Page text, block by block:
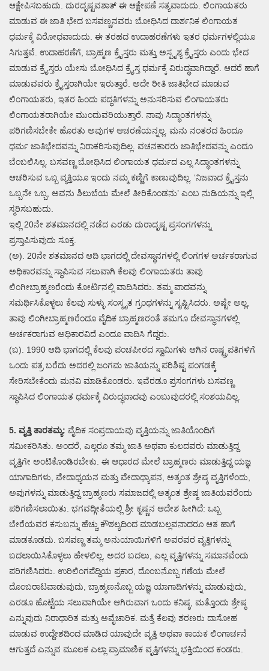
ಆಕ್ಷೇಪಿಸಬಹುದು. ದುರದೃಷ್ಟವಶಾತ್ ಈ ಆಕ್ಷೇಪಣೆ ಸತ್ಯವಾದುದು. ಲಿಂಗಾಯತರು
ಮಾಡುವ ಈ ಜಾತಿ ಭೇದ ಬಸವಣ್ಣನವರು ಬೋಧಿಸಿದ ದಾರ್ಶನಿಕ ಲಿಂಗಾಯತ
ಧರ್ಮಕ್ಕೆ ವಿರೋಧವಾದುದು. ಈ ತರಹದ ಉದಾಹರಣೆಗಳು ಇತರ ಧರ್ಮಗಳಲ್ಲಿಯೂ
ಸಿಗುತ್ತವೆ. ಉದಾಹರಣೆಗೆ, ಬ್ರಾಹ್ಮಣ ಕ್ರೈಸ್ತರು ಮತ್ತು ಅಸ್ಪೃಶ್ಯ ಕ್ರೈಸ್ತರು ಎಂದು ಭೇದ
ಮಾಡುವ ಕ್ರೈಸ್ತರು ಯೇಸು ಬೋಧಿಸಿದ ಕ್ರೈಸ್ತ ಧರ್ಮಕ್ಕೆ ವಿರುದ್ಧವಾಗಿದ್ದಾರೆ. ಆದರೆ ಹಾಗೆ
ಮಾಡುವವರು ಕ್ರೈಸ್ತರಾಗಿಯೇ ಇರುತ್ತಾರೆ. ಅದೇ ರೀತಿ ಜಾತಿಭೇದ ಮಾಡುವ
ಲಿಂಗಾಯತರು, ಇತರ ಹಿಂದು ಪದ್ಧತಿಗಳನ್ನು ಅನುಸರಿಸುವ ಲಿಂಗಾಯತರು
ಲಿಂಗಾಯತರಾಗಿಯೇ ಮುಂದುವರಿಯುತ್ತಾರೆ. ನಾವು ಸಿದ್ಧಾಂತಗಳನ್ನು
ಪರಿಗಣಿಸಬೇಕೇ ಹೊರತು ಅವುಗಳ ಆಚರಣೆಯನ್ನಲ್ಲ. ಮನು ನಂತರದ ಹಿಂದೂ
ಧರ್ಮ ಜಾತಿಭೇದವನ್ನು ನಿರಾಕರಿಸುವುದಿಲ್ಲ. ವಚನಕಾರರು ಜಾತಿಭೇದವನ್ನು ಎಂದೂ
ಬೆಂಬಲಿಸಿಲ್ಲ. ಬಸವಣ್ಣ ಬೋಧಿಸಿದ ಲಿಂಗಾಯತ ಧರ್ಮದ ಎಲ್ಲ ಸಿದ್ಧಾಂತಗಳನ್ನು
ಆಚರಿಸುವ ಒಬ್ಬ ವ್ಯಕ್ತಿಯೂ ಇಂದು ನಮ್ಮ ಕಣ್ಣಿಗೆ ಕಾಣುವುದಿಲ್ಲ. ‘ನಿಜವಾದ ಕ್ರೈಸ್ತನು
ಒಬ್ಬನೇ ಒಬ್ಬ, ಅವನು ಶಿಲುಬೆಯ ಮೇಲೆ ತೀರಿಕೊಂಡನು’ ಎಂಬ ನುಡಿಯನ್ನು ಇಲ್ಲಿ
ಸ್ಮರಿಸಬಹುದು.
ಇಲ್ಲಿ 20ನೇ ಶತಮಾನದಲ್ಲಿ ನಡೆದ ಎರಡು ದುರಾದೃಷ್ಟ ಪ್ರಸಂಗಗಳನ್ನು
ಪ್ರಸ್ತಾಪಿಸುವುದು ಸೂಕ್ತ.
(ಅ). 20ನೇ ಶತಮಾನದ ಆದಿ ಭಾಗದಲ್ಲಿ ದೇವಸ್ಥಾನಗಳಲ್ಲಿ ಲಿಂಗಗಳ ಅರ್ಚಕರಾಗುವ
ಅಧಿಕಾರವನ್ನು ಸ್ಥಾಪಿಸುವ ಸಲುವಾಗಿ ಕೆಲವು ಲಿಂಗಾಯತರು ತಾವು
ಲಿಂಗೀಬ್ರಾಹ್ಮಣರೆಂದು ಕೋರ್ಟಿನಲ್ಲಿ ವಾದಿಸಿದರು. ತಮ್ಮ ವಾದವನ್ನು
ಸಮರ್ಥಿಸಿಕೊಳ್ಳಲು ಕೆಲವು ಸುಳ್ಳು ಸಂಸ್ಕೃತ ಗ್ರಂಥಗಳನ್ನು ಸೃಷ್ಟಿಸಿದರು. ಅಷ್ಟೇ ಅಲ್ಲ,
ತಾವು ಲಿಂಗೀಬ್ರಾಹ್ಮಣರೆಂದೂ ವೈದಿಕ ಬ್ರಾಹ್ಮಣರಂತೆ ತಮಗೂ ದೇವಸ್ಥಾನಗಳಲ್ಲಿ
ಅರ್ಚಕರಾಗುವ ಅಧಿಕಾರವಿದೆ ಎಂದೂ ವಾದಿಸಿ ಗೆದ್ದರು.
(ಬ). 1990 ಆದಿ ಭಾಗದಲ್ಲಿ ಕೆಲವು ಪಂಚಪೀಠದ ಸ್ವಾಮಿಗಳು ಆಗಿನ ರಾಷ್ಟ್ರಪತಿಗಳಿಗೆ
ಒಂದು ಪತ್ರ ಬರೆದು ಅದರಲ್ಲಿ ಜಂಗಮ ಜಾತಿಯನ್ನು ಪರಿಶಿಷ್ಟ ಪಂಗಡಕ್ಕೆ
ಸೇರಿಸಬೇಕೆಂದು ಮನವಿ ಮಾಡಿಕೊಂಡರು. ಇವೆರಡೂ ಪ್ರಸಂಗಗಳು ಬಸವಣ್ಣ
ಸ್ಥಾಪಿಸಿದ ಲಿಂಗಾಯತ ಧರ್ಮಕ್ಕೆ ವಿರುದ್ಧವಾದವು ಎಂಬುವುದರಲ್ಲಿ ಸಂಶಯವಿಲ್ಲ.
5. ವೃತ್ತಿ ತಾರತಮ್ಯ: ವೈದಿಕ ಸಂಪ್ರದಾಯವು ವೃತ್ತಿಯನ್ನು ಜಾತಿಯೊಂದಿಗೆ
ಸಮೀಕರಿಸಿತು. ಅಂದರೆ, ಎಲ್ಲರೂ ತಮ್ಮ ಜಾತಿ ಅಥವಾ ಕುಲದವರು ಮಾಡುತ್ತಿದ್ದ
ವೃತ್ತಿಗೇ ಅಂಟಿಕೊಂಡಿರಬೇಕು. ಈ ಆಧಾರದ ಮೇಲೆ ಬ್ರಾಹ್ಮಣರು ಮಾಡುತ್ತಿದ್ದ ಯಜ್ಞ
ಯಾಗಾದಿಗಳು, ವೇದಾಧ್ಯಯನ ಮತ್ತು ವೇದಾಧ್ಯಾಪನ, ಅತ್ಯಂತ ಶ್ರೇಷ್ಠ ವೃತ್ತಿಗಳೆಂದು,
ಅವುಗಳನ್ನು ಮಾಡುತ್ತಿದ್ದ ಬ್ರಾಹ್ಮಣರು ಸಮಾಜದಲ್ಲಿ ಅತ್ಯಂತ ಶ್ರೇಷ್ಠ ಜಾತಿಯವರೆಂದು
ಪರಿಗಣಿಸಲಾಯಿತು. ಭಗವದ್ಗೀತೆಯಲ್ಲಿ ಶ್ರೀ ಕೃಷ್ಣನ ಆದೇಶ ಹೀಗಿದೆ: ಒಬ್ಬ
ಬೇರೆಯವರ ಕಸುಬನ್ನು ಹೆಚ್ಚು ಕೌಶಲ್ಯದಿಂದ ಮಾಡಬಲ್ಲವನಾದರೂ ಆತ ಹಾಗೆ
ಮಾಡಕೂಡದು. ಬಸವಣ್ಣ ತಮ್ಮ ಅನುಯಾಯಿಗಳಿಗೆ ಅವರವರ ವೃತ್ತಿಗಳನ್ನು
ಬದಲಾಯಿಸಿಕೊಳ್ಳಲು ಹೇಳಲಿಲ್ಲ, ಅದರ ಬದಲು, ಎಲ್ಲ ವೃತ್ತಿಗಳನ್ನು ಸಮಾನವೆಂದು
ಪರಿಗಣಿಸಿದರು. ಉರಿಲಿಂಗಪೆದ್ದಿಯ ಪ್ರಕಾರ, ದೊಂಬನೊಬ್ಬ ಗಣೆಯ ಮೇಲೆ
ದೊಂಬರಾಟವಾಡುವುದು, ಬ್ರಾಹ್ಮಣನೊಬ್ಬ ಯಜ್ಞ ಯಾಗಾದಿಗಳನ್ನು ಮಾಡುವುದು,
ಎರಡೂ ಹೊಟ್ಟೆಯ ಸಲುವಾಗಿಯೇ ಆಗಿರುವಾಗ ಒಂದು ಕನಿಷ್ಠ, ಮತ್ತೊಂದು ಶ್ರೇಷ್ಠ
ಎನ್ನುವುದು ನಿರಾಧಾರಿತ ಮತ್ತು ಅವೈಚಾರಿಕ. ಮತ್ತೆ ಕೆಲವು ಶರಣರು ದಾಸೋಹ
ಮಾಡುವ ಉದ್ದೇಶದಿಂದ ಮಾಡಿದ ಯಾವುದೇ ವೃತ್ತಿ ಅಥವಾ ಕಾಯಕ ಲಿಂಗಾರ್ಚನೆ
ಆಗುತ್ತದೆ ಎನ್ನುವ ಮೂಲಕ ಎಲ್ಲಾ ಪ್ರಾಮಾಣಿಕ ವೃತ್ತಿಗಳನ್ನು ಭಕ್ತಿಯಿಂದ ಕಂಡರು.